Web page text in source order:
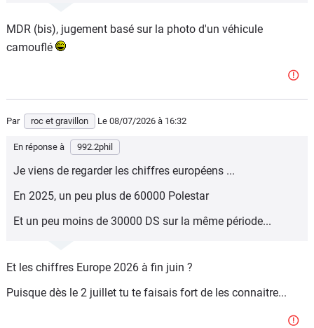
MDR (bis), jugement basé sur la photo d'un véhicule
camouflé
Par roc et gravillon Le 08/07/2026 à 16:32
En réponse à 992.2phil
Je viens de regarder les chiffres européens ...
En 2025, un peu plus de 60000 Polestar
Et un peu moins de 30000 DS sur la même période...
Et les chiffres Europe 2026 à fin juin ?
Puisque dès le 2 juillet tu te faisais fort de les connaitre...